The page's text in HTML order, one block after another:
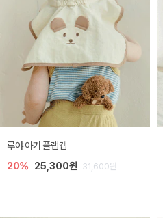
루야 아기 플랩캡
20% 25,300원 31,600원